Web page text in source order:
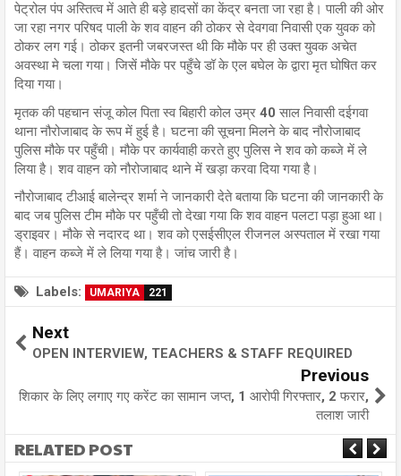
पेट्रोल पंप अस्तित्व में आते ही बड़े हादसों का केंद्र बनता जा रहा है। पाली की ओर
जा रहा नगर परिषद पाली के शव वाहन की ठोकर से देवगवा निवासी एक युवक को
ठोकर लग गई। ठोकर इतनी जबरजस्त थी कि मौके पर ही उक्त युवक अचेत
अवस्था मे चला गया। जिसें मौके पर पहुँचे डॉ के एल बघेल के द्वारा मृत घोषित कर
दिया गया।
मृतक की पहचान संजू कोल पिता स्व बिहारी कोल उम्र 40 साल निवासी दईगवा
थाना नौरोजाबाद के रूप में हुई है। घटना की सूचना मिलने के बाद नौरोजाबाद
पुलिस मौके पर पहुँची। मौके पर कार्यवाही करते हुए पुलिस ने शव को कब्जे में ले
लिया है। शव वाहन को नौरोजाबाद थाने में खड़ा करवा दिया गया है।
नौरोजाबाद टीआई बालेन्द्र शर्मा ने जानकारी देते बताया कि घटना की जानकारी के
बाद जब पुलिस टीम मौके पर पहुँची तो देखा गया कि शव वाहन पलटा पड़ा हुआ था।
ड्राइवर। मौके से नदारद था। शव को एसईसीएल रीजनल अस्पताल में रखा गया
हैं। वाहन कब्जे में ले लिया गया है। जांच जारी है।
Labels: UMARIYA 221
Next
OPEN INTERVIEW, TEACHERS & STAFF REQUIRED
Previous
शिकार के लिए लगाए गए करेंट का सामान जप्त, 1 आरोपी गिरफ्तार, 2 फरार,
तलाश जारी
RELATED POST